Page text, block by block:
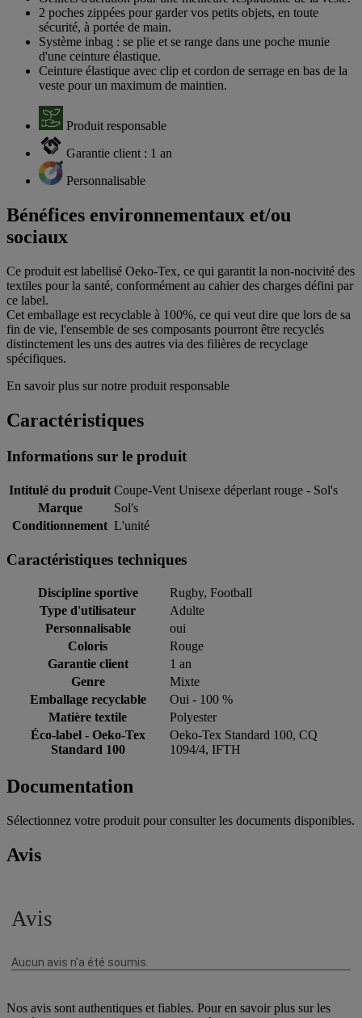
2 poches zippées pour garder vos petits objets, en toute
sécurité, à portée de main.
Système inbag : se plie et se range dans une poche munie
d'une ceinture élastique.
Ceinture élastique avec clip et cordon de serrage en bas de la
veste pour un maximum de maintien.
Produit responsable
Garantie client : 1 an
Personnalisable
Bénéfices environnementaux et/ou
sociaux
Ce produit est labellisé Oeko-Tex, ce qui garantit la non-nocivité des
textiles pour la santé, conformément au cahier des charges défini par
ce label.
Cet emballage est recyclable à 100%, ce qui veut dire que lors de sa
fin de vie, l'ensemble de ses composants pourront être recyclés
distinctement les uns des autres via des filières de recyclage
spécifiques.
En savoir plus sur notre produit responsable
Caractéristiques
Informations sur le produit
Intitulé du produit Coupe-Vent Unisexe déperlant rouge - Sol's
Marque
Sol's
Conditionnement L'unité
Caractéristiques techniques
Discipline sportive
Rugby, Football
Type d'utilisateur
Adulte
Personnalisable
oui
Coloris
Rouge
Garantie client
1 an
Genre
Mixte
Emballage recyclable
Oui - 100 %
Matière textile
Polyester
Éco-label - Oeko-Tex
Standard 100
Oeko-Tex Standard 100, CQ
1094/4, IFTH
Documentation
Sélectionnez votre produit pour consulter les documents disponibles.
Avis
Nos avis sont authentiques et fiables. Pour en savoir plus sur les